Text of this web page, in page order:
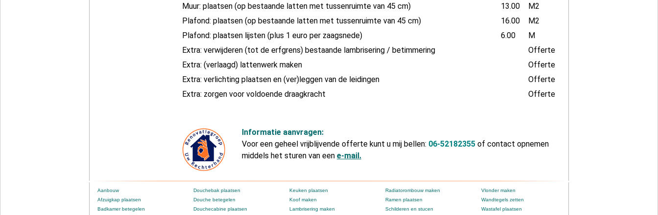
Muur: plaatsen (op bestaande latten met tussenruimte van 45 cm)
13.00
M2
Plafond: plaatsen (op bestaande latten met tussenruimte van 45 cm)
16.00
M2
Plafond: plaatsen lijsten (plus 1 euro per zaagsnede)
6.00
M
Extra: verwijderen (tot de erfgrens) bestaande lambrisering / betimmering
Offerte
Extra: (verlaagd) lattenwerk maken
Offerte
Extra: verlichting plaatsen en (ver)leggen van de leidingen
Offerte
Extra: zorgen voor voldoende draagkracht
Offerte
Informatie aanvragen:
Voor een geheel vrijblijvende offerte kunt u mij bellen: 06-52182355of contact opnemen
middels het sturen van een e-mail.
Aanbouw
Afzuigkap plaatsen
Badkamer betegelen
Douchebak plaatsen
Douche betegelen
Douchecabine plaatsen
Keuken plaatsen
Koof maken
Lambrisering maken
Radiatorombouw maken
Ramen plaatsen
Schilderen en stucen
Vlonder maken
Wandtegels zetten
Wastafel plaatsen